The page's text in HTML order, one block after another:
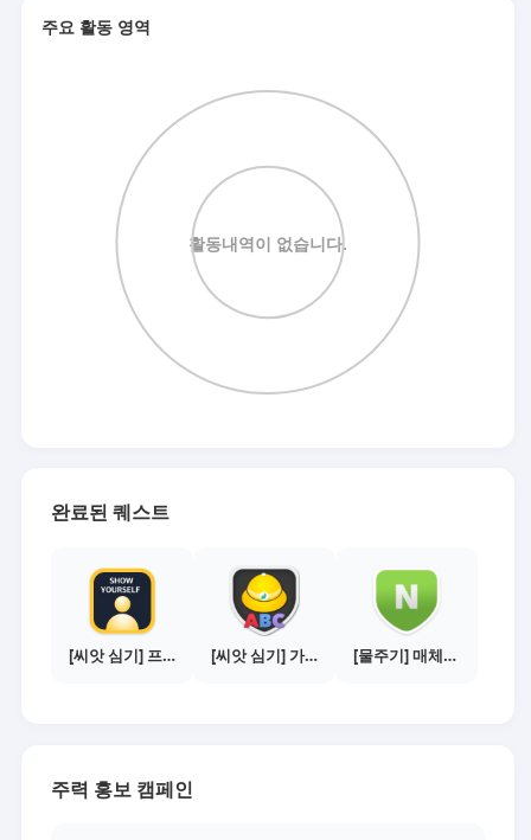
주요 활동 영역
완료된 퀘스트
[씨앗 심기] 프로필 사진 등록하기 [씨앗 심기] 가이드보기 - 매체별 활동 가이드 [물주기] 매체별 포스팅하기 - 네이버 블로그 1건
주력 홍보 캠페인